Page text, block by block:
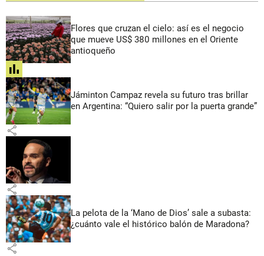
Flores que cruzan el cielo: así es el negocio
que mueve US$ 380 millones en el Oriente
antioqueño
share
Jáminton Campaz revela su futuro tras brillar
en Argentina: “Quiero salir por la puerta grande”
share
share
La pelota de la ‘Mano de Dios’ sale a subasta:
¿cuánto vale el histórico balón de Maradona?
share